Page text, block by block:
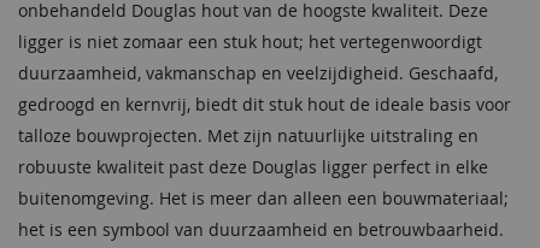
onbehandeld Douglas hout van de hoogste kwaliteit. Deze
ligger is niet zomaar een stuk hout; het vertegenwoordigt
duurzaamheid, vakmanschap en veelzijdigheid. Geschaafd,
gedroogd en kernvrij, biedt dit stuk hout de ideale basis voor
talloze bouwprojecten. Met zijn natuurlijke uitstraling en
robuuste kwaliteit past deze Douglas ligger perfect in elke
buitenomgeving. Het is meer dan alleen een bouwmateriaal;
het is een symbool van duurzaamheid en betrouwbaarheid.